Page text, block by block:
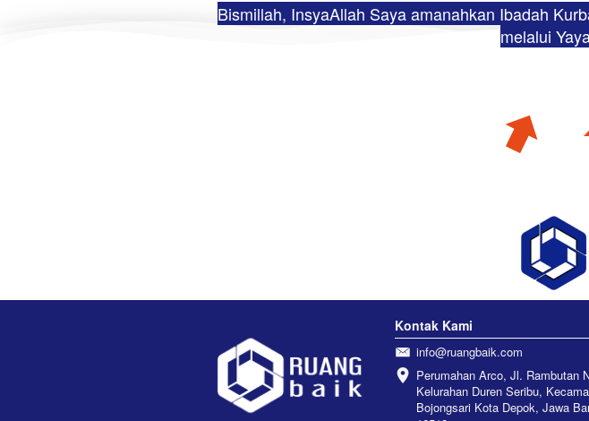
Bismillah, InsyaAllah Saya amanahkan Ibadah
melalui
Kontak Kami
info@ruangbaik.com
Perumahan Arco, Jl. Rambutan
Kelurahan Duren Seribu,
Bojongsari Kota Depok, Jawa